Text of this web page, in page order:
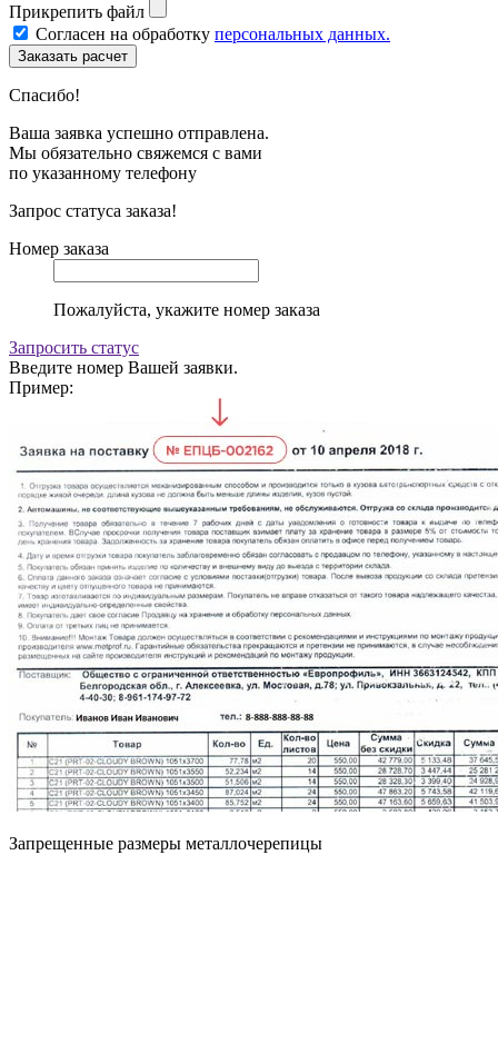
Прикрепить файл
Согласен на обработку персональных данных.
Спасибо!
Ваша заявка успешно отправлена.
Мы обязательно свяжемся с вами
по указанному телефону
Запрос статуса заказа!
Номер заказа
Пожалуйста, укажите номер заказа
Запросить статус
Введите номер Вашей заявки.
Пример:
Запрещенные размеры металлочерепицы